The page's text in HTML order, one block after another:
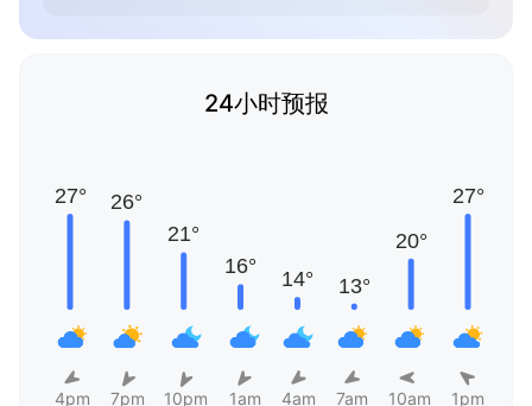
24小时预报
4pm 7pm 10pm 1am 4am 7am 10am 1pm